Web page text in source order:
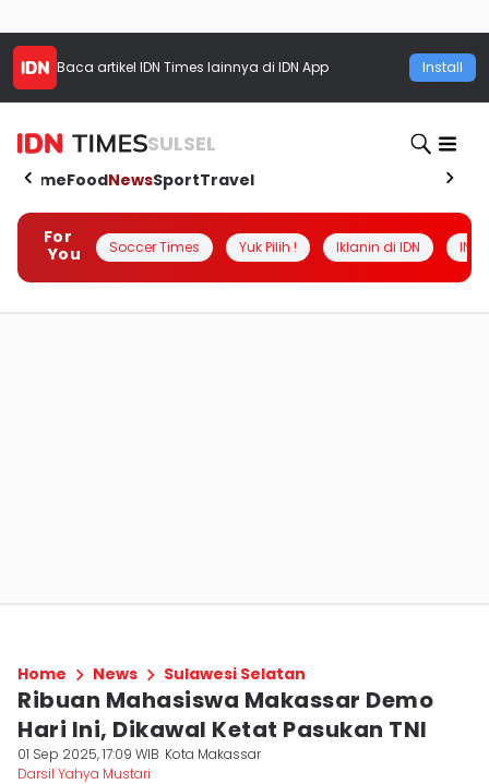
Baca artikel IDN Times lainnya di IDN App Install
SULSEL
HomeFoodNewsSportTravel
For
You
Soccer Times Yuk Pilih ! Iklanin di IDN
Home News Sulawesi Selatan
Ribuan Mahasiswa Makassar Demo
Hari Ini, Dikawal Ketat Pasukan TNI
01 Sep 2025, 17:09 WIB Kota Makassar
Darsil Yahya Mustari